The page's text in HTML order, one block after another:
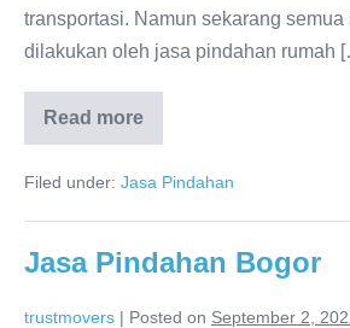
transportasi. Namun sekarang semua
dilakukan oleh jasa pindahan rumah
Read more
Jasa
Pindahan
Filed under: Jasa Pindahan
Jasa Pindahan Bogor
trustmovers | Posted on September 2,